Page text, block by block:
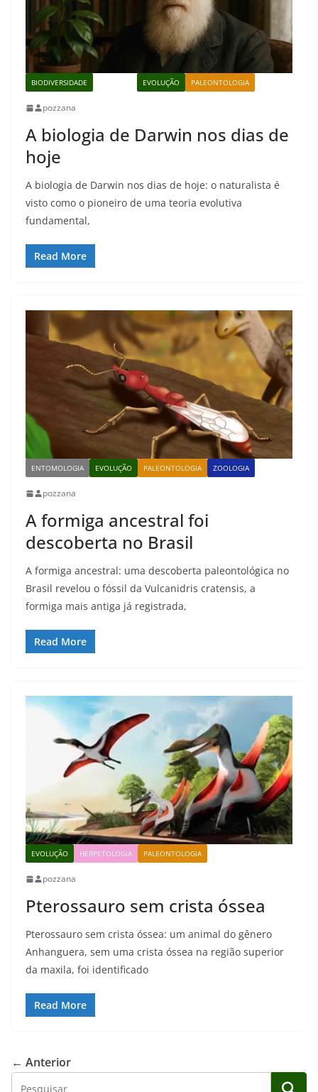
BIODIVERSIDADE EVOLUÇÃO PALEONTOLOGIA
pozzana
A biologia de Darwin nos dias de
hoje
A biologia de Darwin nos dias de hoje: o naturalista é
visto como o pioneiro de uma teoria evolutiva
fundamental,
Read More
ENTOMOLOGIA EVOLUÇÃO PALEONTOLOGIA ZOOLOGIA
pozzana
A formiga ancestral foi
descoberta no Brasil
A formiga ancestral: uma descoberta paleontológica no
Brasil revelou o fóssil da Vulcanidris cratensis, a
formiga mais antiga já registrada,
Read More
EVOLUÇÃO HERPETOLOGIA PALEONTOLOGIA
pozzana
Pterossauro sem crista óssea
Pterossauro sem crista óssea: um animal do gênero
Anhanguera, sem uma crista óssea na região superior
da maxila, foi identificado
Read More
← Anterior